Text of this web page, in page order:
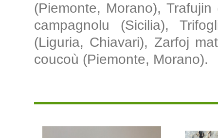
(Piemonte, Morano),
campagnolu (Sicilia),
(Liguria, Chiavari), Zarfoj
coucoù (Piemonte, Morano).